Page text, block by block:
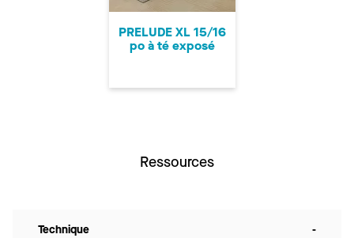
PRELUDE XL 15/16
po à té exposé
Ressources
Technique -